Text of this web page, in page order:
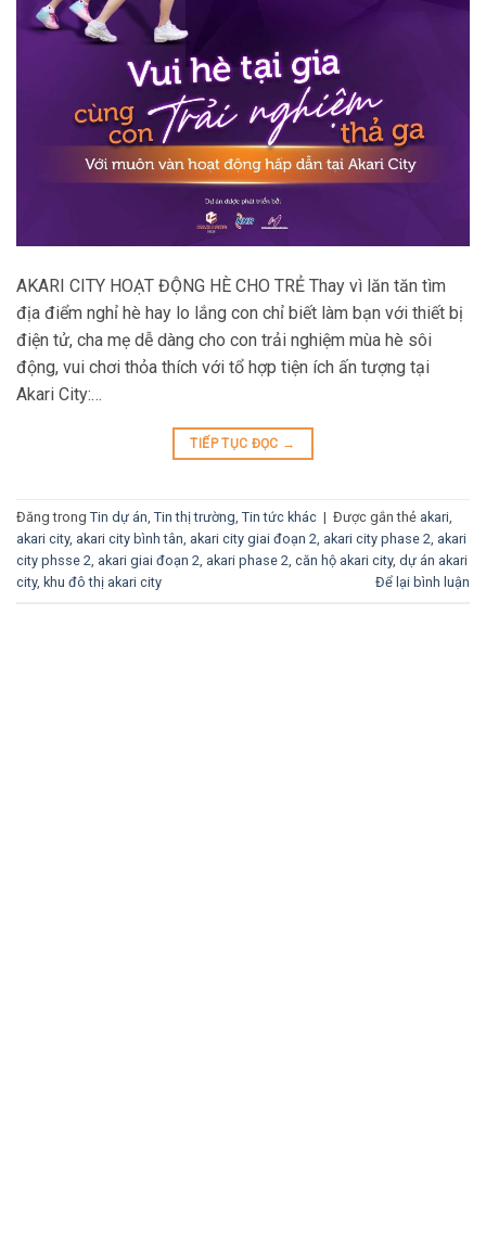
AKARI CITY HOẠT ĐỘNG HÈ CHO TRẺ Thay vì lăn tăn tìm
địa điểm nghỉ hè hay lo lắng con chỉ biết làm bạn với thiết bị
điện tử, cha mẹ dễ dàng cho con trải nghiệm mùa hè sôi
động, vui chơi thỏa thích với tổ hợp tiện ích ấn tượng tại
Akari City:…
TIẾP TỤC ĐỌC →
Đăng trong Tin dự án, Tin thị trường, Tin tức khác | Được gắn thẻ akari,
akari city, akari city bình tân, akari city giai đoạn 2, akari city phase 2, akari
city phsse 2, akari giai đoạn 2, akari phase 2, căn hộ akari city, dự án akari
city, khu đô thị akari city Để lại bình luận